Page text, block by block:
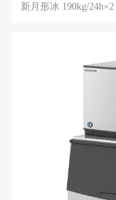
新月形冰 190kg/24h×2